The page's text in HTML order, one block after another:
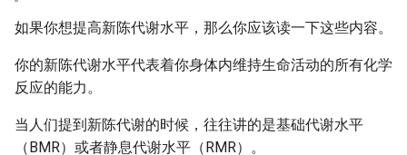
如果你想提高新陈代谢水平，那么你应该读一下这些内容。
你的新陈代谢水平代表着你身体内维持生命活动的所有化学
反应的能力。
当人们提到新陈代谢的时候，往往讲的是基础代谢水平
（BMR）或者静息代谢水平（RMR）。